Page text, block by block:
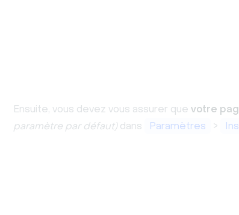
Ensuite, vous devez vous assurer que votre
paramètre par défaut) dans Paramètres >